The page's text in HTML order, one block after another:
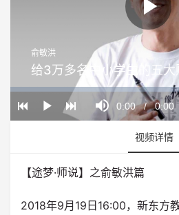
Play
Mute
Current
Time
0:00 / 0:00
Loaded:
0%
Progress:
0%
俞敏洪
给3万多名中小学生的五大
视频详情
【途梦·师说】之俞敏洪篇
2018年9月19日16:00，新东方